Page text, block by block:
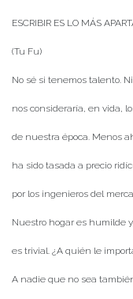
ESCRIBIR ES LO MÁS
(Tu Fu)
No sé si tenemos talento.
nos consideraría, en vida,
de nuestra época. Menos
ha sido tasada a precio
por los ingenieros del
Nuestro hogar es humilde
es trivial. ¿A quién le
A nadie que no sea